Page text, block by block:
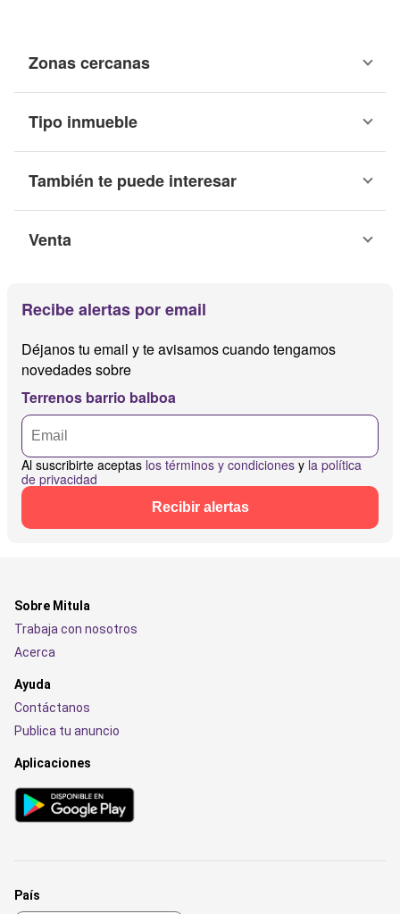
Zonas cercanas
Tipo inmueble
También te puede interesar
Venta
Recibe alertas por email
Déjanos tu email y te avisamos cuando tengamos
novedades sobre
Terrenos barrio balboa
Al suscribirte aceptas los términos y condiciones y la política
de privacidad
Recibir alertas
Sobre Mitula
Trabaja con nosotros
Acerca
Ayuda
Contáctanos
Publica tu anuncio
Aplicaciones
País